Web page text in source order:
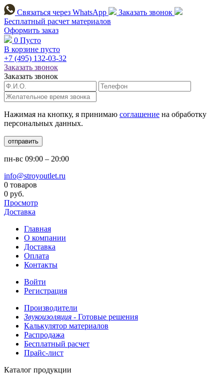
Связаться через WhatsApp
Заказать звонок
Бесплатный расчет материалов
Оформить заказ
0 Пусто
В корзине пусто
+7 (495) 132-03-32
Заказать звонок
Заказать звонок
Нажимая на кнопку, я принимаю соглашение на обработку
персональных данных.
отправить
пн-вс 09:00 – 20:00
info@stroyoutlet.ru
0 товаров
0 руб.
Просмотр
Доставка
Главная
О компании
Доставка
Оплата
Контакты
Войти
Регистрация
Производители
Звукоизоляция - Готовые решения
Калькулятор материалов
Распродажа
Бесплатный расчет
Прайс-лист
Каталог продукции